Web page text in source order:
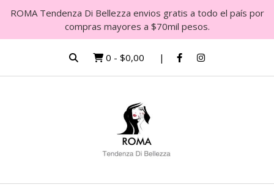
ROMA Tendenza Di Bellezza envios gratis a todo el país por
compras mayores a $70mil pesos.
0 - $0,00